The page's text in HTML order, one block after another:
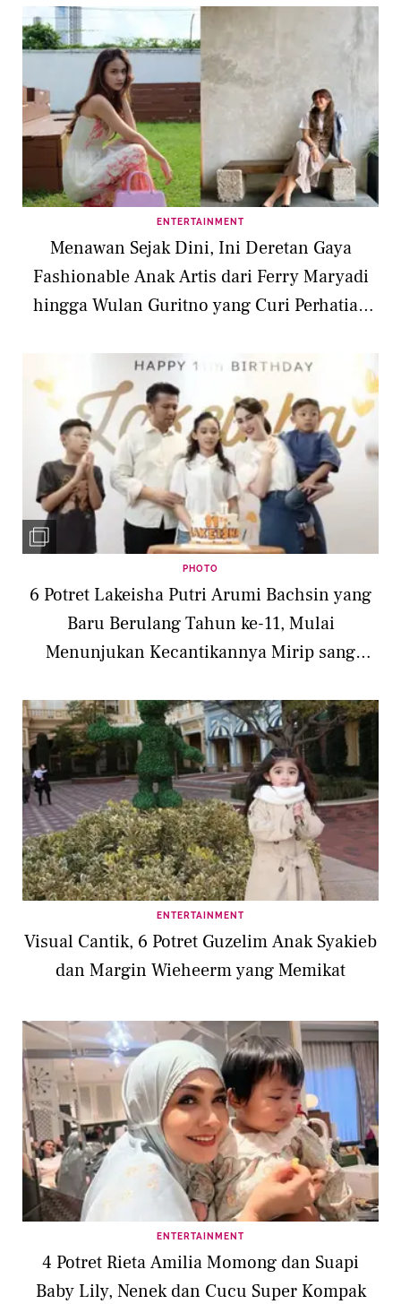
ENTERTAINMENT
Menawan Sejak Dini, Ini Deretan Gaya
Fashionable Anak Artis dari Ferry Maryadi
hingga Wulan Guritno yang Curi Perhatian
PHOTO
6 Potret Lakeisha Putri Arumi Bachsin yang
Baru Berulang Tahun ke-11, Mulai
Menunjukan Kecantikannya Mirip sang
ENTERTAINMENT
Visual Cantik, 6 Potret Guzelim Anak Syakieb
dan Margin Wieheerm yang Memikat
ENTERTAINMENT
4 Potret Rieta Amilia Momong dan Suapi
Baby Lily, Nenek dan Cucu Super Kompak